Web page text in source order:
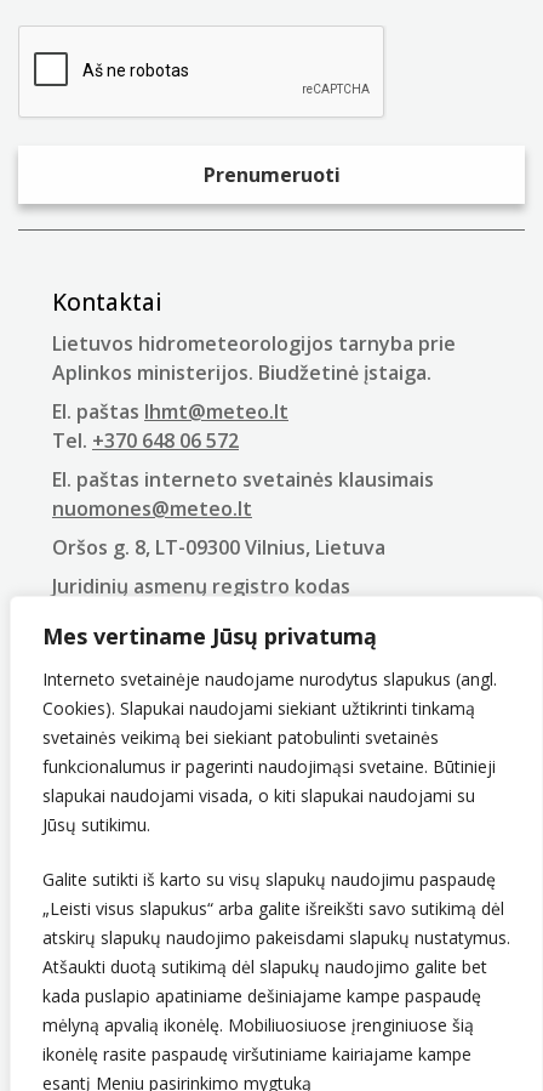
Mes vertiname Jūsų privatumą
Interneto svetainėje naudojame nurodytus slapukus (angl.
Cookies). Slapukai naudojami siekiant užtikrinti tinkamą
svetainės veikimą bei siekiant patobulinti svetainės
funkcionalumus ir pagerinti naudojimąsi svetaine. Būtinieji
slapukai naudojami visada, o kiti slapukai naudojami su
Jūsų sutikimu.
Galite sutikti iš karto su visų slapukų naudojimu paspaudę
„Leisti visus slapukus“ arba galite išreikšti savo sutikimą dėl
atskirų slapukų naudojimo pakeisdami slapukų nustatymus.
Atšaukti duotą sutikimą dėl slapukų naudojimo galite bet
kada puslapio apatiniame dešiniajame kampe paspaudę
mėlyną apvalią ikonėlę. Mobiliuosiuose įrenginiuose šią
ikonėlę rasite paspaudę viršutiniame kairiajame kampe
esantį Meniu pasirinkimo mygtuką
Kontaktai
Lietuvos hidrometeorologijos tarnyba prie
Aplinkos ministerijos. Biudžetinė įstaiga.
El. paštas lhmt@meteo.lt
Tel. +370 648 06 572
El. paštas interneto svetainės klausimais
nuomones@meteo.lt
Oršos g. 8, LT-09300 Vilnius, Lietuva
Juridinių asmenų registro kodas
PVM mokėtojo kodas
LT907432416
Sekite mus